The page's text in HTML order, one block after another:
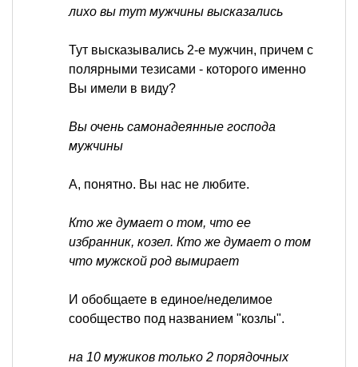
лихо вы тут мужчины высказались
Тут высказывались 2-е мужчин, причем с
полярными тезисами - которого именно
Вы имели в виду?
Вы очень самонадеянные господа
мужчины
А, понятно. Вы нас не любите.
Кто же думает о том, что ее
избранник, козел. Кто же думает о том
что мужской род вымирает
И обобщаете в единое/неделимое
сообщество под названием "козлы".
на 10 мужиков только 2 порядочных